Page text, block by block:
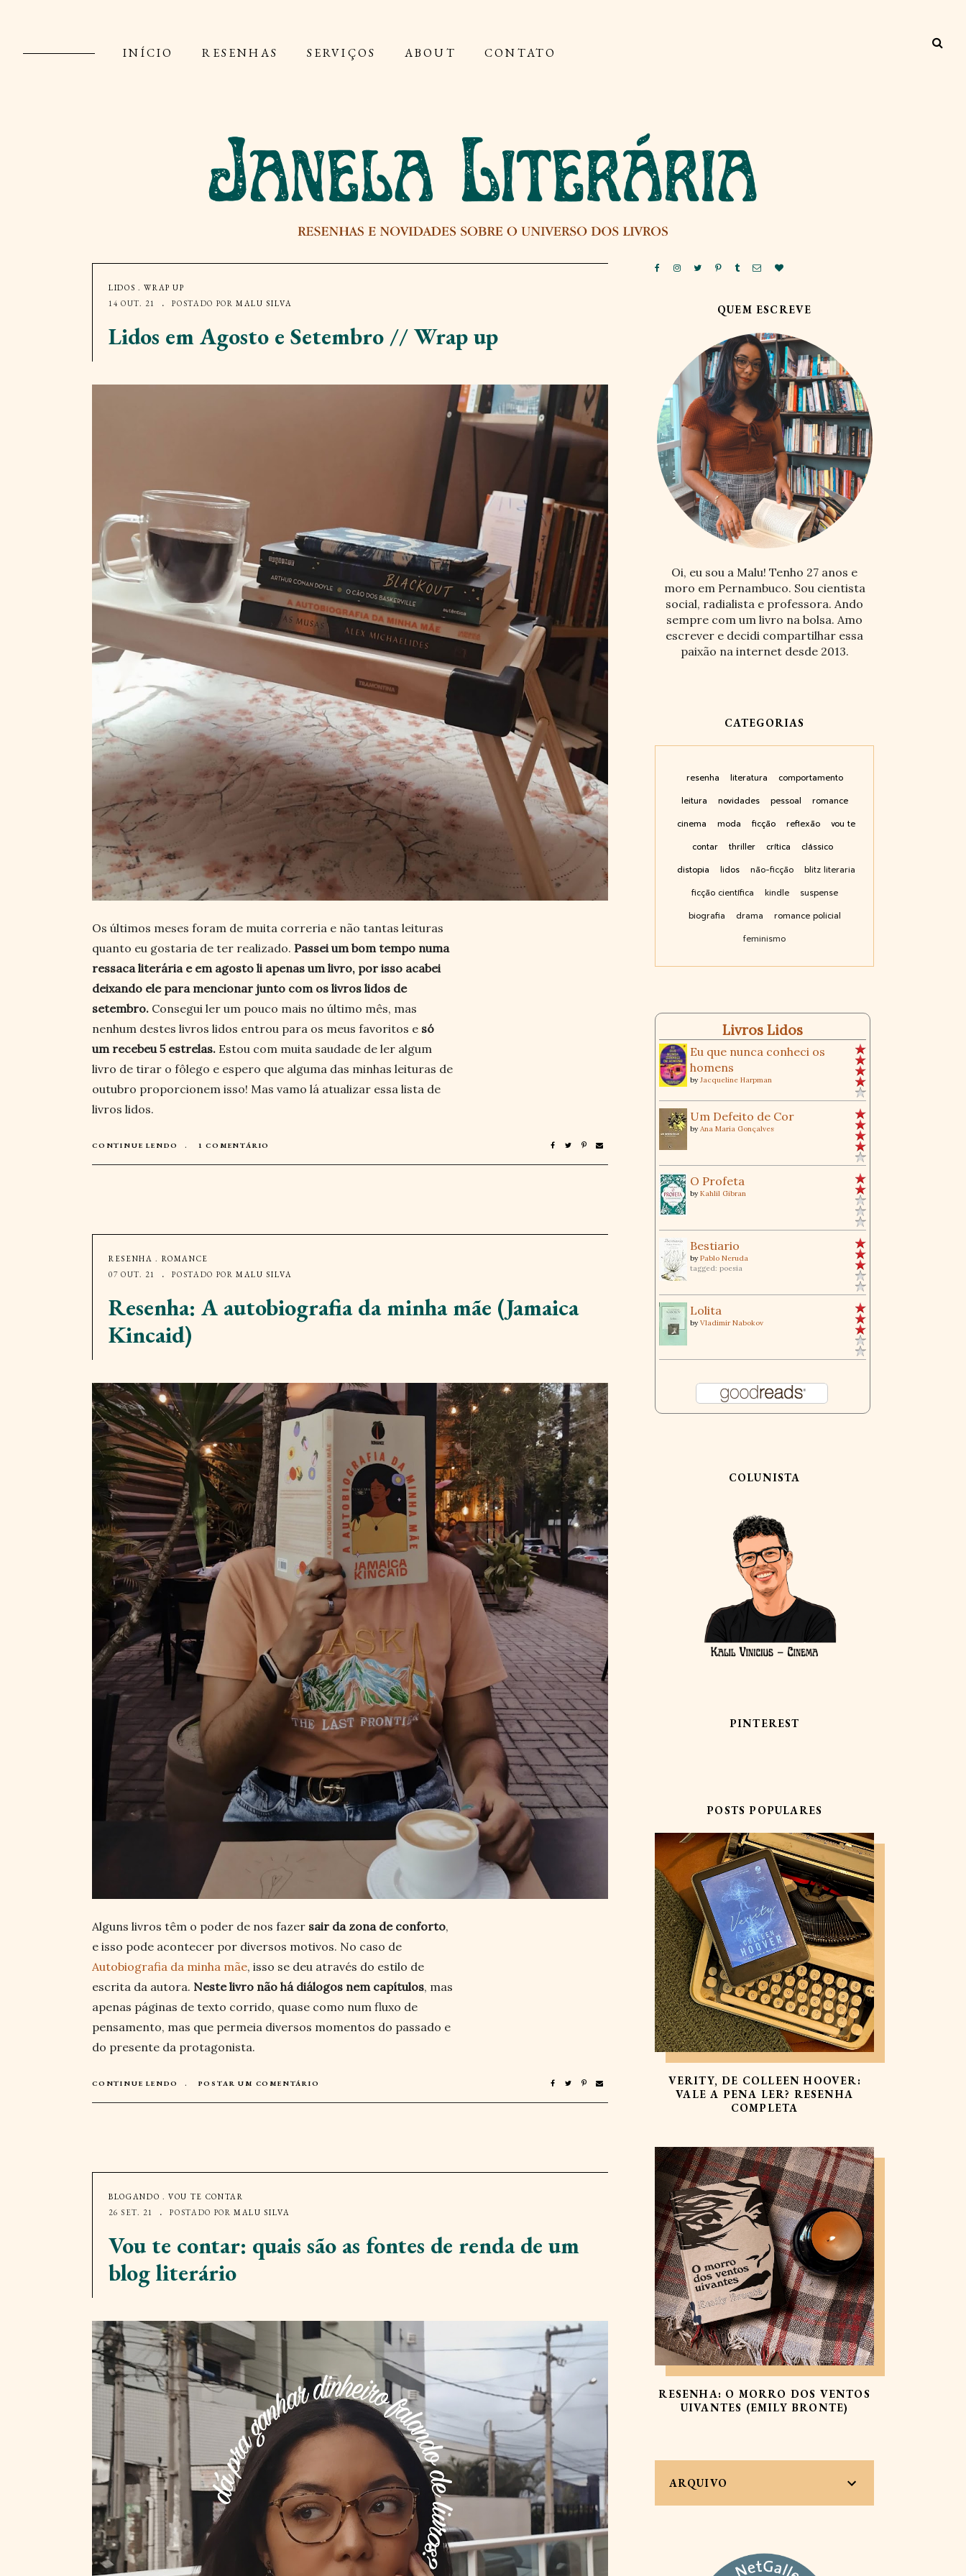
INÍCIO RESENHAS SERVIÇOS ABOUT CONTATO
LIDOS .WRAP UP
14 OUT. 21
POSTADO PORMALU SILVA
Lidos em Agosto e Setembro // Wrap up
Os últimos meses foram de muita correria e não tantas leituras
quanto eu gostaria de ter realizado. Passei um bom tempo numa
ressaca literária e em agosto li apenas um livro, por isso acabei
deixando ele para mencionar junto com os livros lidos de
setembro. Consegui ler um pouco mais no último mês, mas
nenhum destes livros lidos entrou para os meus favoritos e só
um recebeu 5 estrelas. Estou com muita saudade de ler algum
livro de tirar o fôlego e espero que alguma das minhas leituras de
outubro proporcionem isso! Mas vamo lá atualizar essa lista de
livros lidos.
CONTINUE LENDO 1 COMENTÁRIO
RESENHA . ROMANCE
07 OUT. 21
POSTADO PORMALU SILVA
Resenha: A autobiografia da minha mãe (Jamaica
Kincaid)
Alguns livros têm o poder de nos fazer sair da zona de conforto,
e isso pode acontecer por diversos motivos. No caso de
Autobiografia da minha mãe, isso se deu através do estilo de
escrita da autora. Neste livro não há diálogos nem capítulos, mas
apenas páginas de texto corrido, quase como num fluxo de
pensamento, mas que permeia diversos momentos do passado e
do presente da protagonista.
CONTINUE LENDO POSTAR UM COMENTÁRIO
BLOGANDO .VOU TE CONTAR
26 SET. 21
POSTADO PORMALU SILVA
Vou te contar: quais são as fontes de renda de um
blog literário
QUEM ESCREVE
Oi, eu sou a Malu! Tenho 27 anos e
moro em Pernambuco. Sou cientista
social, radialista e professora. Ando
sempre com um livro na bolsa. Amo
escrever e decidi compartilhar essa
paixão na internet desde 2013.
CATEGORIAS
resenha literatura
comportamento
leitura
novidades pessoal
romance
cinema
moda ficção reflexão
vou te
contar
thriller crítica
clássico
distopia
lidos não-ficção
blitz literaria
ficção científica
kindle
suspense
biografia
drama
romance policial
feminismo
Livros Lidos
Eu que nunca conheci os
homens
byJacqueline Harpman
Um Defeito de Cor
byAna Maria Gonçalves
O Profeta
byKahlil Gibran
Bestiario
byPablo Neruda
tagged: poesia
Lolita
byVladimir Nabokov
COLUNISTA
PINTEREST
POSTS POPULARES
VERITY, DE COLLEEN HOOVER:
VALE A PENA LER? RESENHA
COMPLETA
RESENHA: O MORRO DOS VENTOS
UIVANTES (EMILY BRONTE)
ARQUIVO